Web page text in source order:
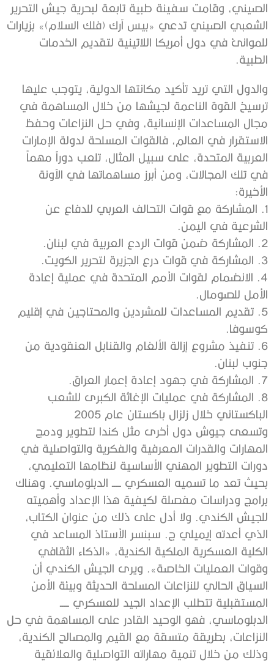
الصيني، وقامت سفينة طبية تابعة لبحرية جيش التحرير
الشعبي الصيني تدعي «بيس آرك (فلك السلام)» بزيارات
للموانئ في دول أمريكا اللاتينية لتقديم الخدمات
الطبية.
والدول التي تريد تأكيد مكانتها الدولية، يتوجب عليها
ترسيخ القوة الناعمة لجيشها من خلال المساهمة في
مجال المساعدات الإنسانية، وفي حل النزاعات وحفظ
الاستقرار في العالم، فالقوات المسلحة لدولة الإمارات
العربية المتحدة، على سبيل المثال، تلعب دوراً مهماً
في تلك المجالات، ومن أبرز مساهماتها في الآونة
الأخيرة:
1. المشاركة مع قوات التحالف العربي للدفاع عن
الشرعية في اليمن.
2. المشاركة ضمن قوات الردع العربية في لبنان.
3. المشاركة في قوات درع الجزيرة لتحرير الكويت.
4. الانضمام لقوات الأمم المتحدة في عملية إعادة
الأمل للصومال.
5. تقديم المساعدات للمشردين والمحتاجين في إقليم
كوسوفا.
6. تنفيذ مشروع إزالة الألغام والقنابل العنقودية من
جنوب لبنان.
7. المشاركة في جهود إعادة إعمار العراق.
8. المشاركة في عمليات الإغاثة الكبرى للشعب
الباكستاني خلال زلزال باكستان عام 2005
وتسعى جيوش دول أخرى مثل كندا لتطوير ودمج
المهارات والقدرات المعرفية والفكرية والتواصلية في
دورات التطوير المهني الأساسية لنظامها التعليمي،
بحيث تعد ما تسميه العسكري ـــــ الدبلوماسي. وهناك
برامج ودراسات مفصلة لكيفية هذا الإعداد وأهميته
للجيش الكندي. ولا أدل على ذلك من عنوان الكتاب،
الذي أعدته إيميلي ج. سبنسر الأستاذ المساعد في
الكلية العسكرية الملكية الكندية، «الذكاء الثقافي
وقوات العمليات الخاصة». ويرى الجيش الكندي أن
السياق الحالي للنزاعات المسلحة الحديثة وبيئة الأمن
المستقبلية تتطلب الإعداد الجيد للعسكري ـــــ
الدبلوماسي، فهو الوحيد القادر على المساهمة في حل
النزاعات، بطريقة متسقة مع القيم والمصالح الكندية،
وذلك من خلال تنمية مهاراته التواصلية والعلائقية